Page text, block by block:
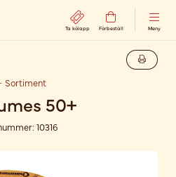
Ta kölapp Förbeställ Meny
Sortiment
50+
10316